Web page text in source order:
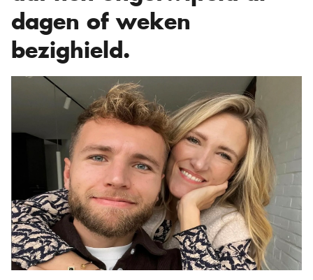
dagen of weken
bezighield.